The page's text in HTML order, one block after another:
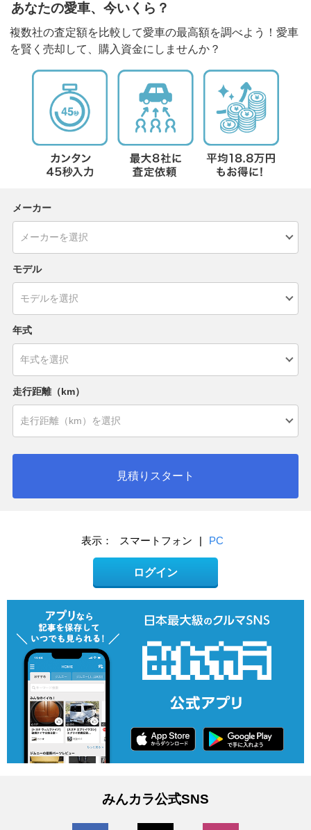
あなたの愛車、今いくら？
複数社の査定額を比較して愛車の最高額を調べよう！愛車
を賢く売却して、購入資金にしませんか？
メーカー
モデル
年式
走行距離（km）
見積りスタート
表示： スマートフォン | PC
ログイン
みんカラ公式SNS